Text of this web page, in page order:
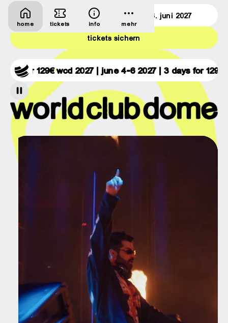
home tickets info mehr
for 129€ wcd 2027 | june 4-6 2027 | 3 days for 129€ wcd
deutsche bank park 4.–6. juni 2027
tickets sichern
world
club
dome